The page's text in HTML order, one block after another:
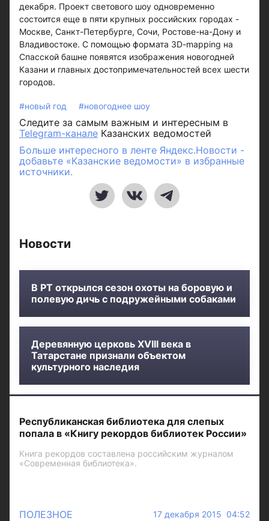
декабря. Проект светового шоу одновременно
состоится еще в пяти крупных российских городах -
Москве, Санкт-Петербурге, Сочи, Ростове-на-Дону и
Владивостоке. С помощью формата 3D-mapping на
Спасской башне появятся изображения новогодней
Казани и главных достопримечательностей всех шести
городов.
#новый год #новогоднее шоу
Следите за самым важным и интересным в
Telegram-канале Казанских ведомостей
Больше интересного в ленте Яндекс.Новости -
добавьте «Казанские ведомости» в избранные
источники.
Новости
В РТ открылся сезон охоты на боровую и
полевую дичь с подружейными собаками
Деревянную церковь XVIII века в
Татарстане признали объектом
культурного наследия
Республиканская библиотека для слепых
попала в «Книгу рекордов библиотек России»
Книга рекордов составлена российским журналом
«Современная библиотека».
ПОЛЕЗНОЕ 17 декабря 2015 04:52